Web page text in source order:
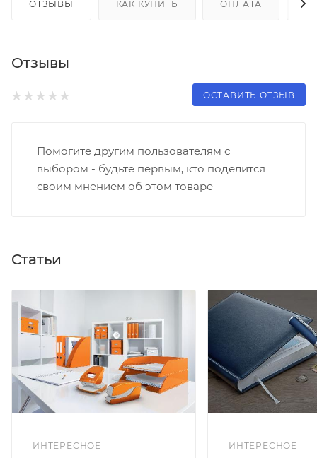
ОТЗЫВЫ КАК КУПИТЬ ОПЛАТА
Отзывы
ОСТАВИТЬ ОТЗЫВ
Помогите другим пользователям с
выбором - будьте первым, кто поделится
своим мнением об этом товаре
Статьи
ИНТЕРЕСНОЕ ИНТЕРЕСНОЕ